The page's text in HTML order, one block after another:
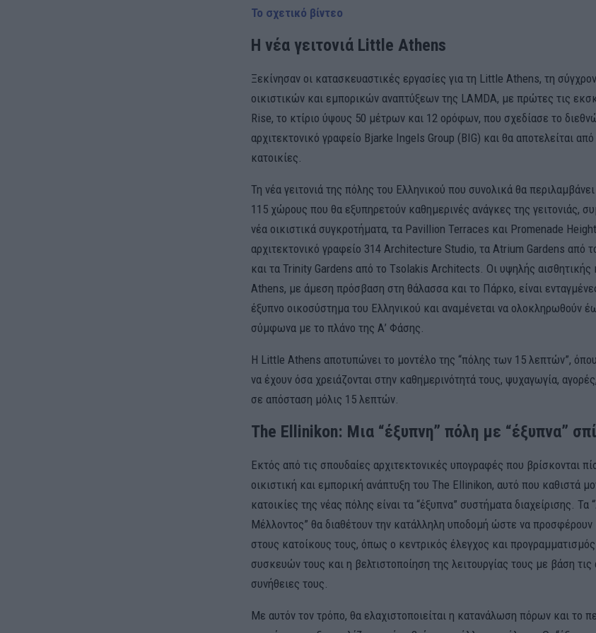
Το σχετικό βίντεο
Η νέα γειτονιά Little Athens
Ξεκίνησαν οι κατασκευαστικές εργασίες για τη Little Athens, τη
οικιστικών και εμπορικών αναπτύξεων της LAMDA, με πρώτες τις
Rise, το κτίριο ύψους 50 μέτρων και 12 ορόφων, που σχεδίασε το
αρχιτεκτονικό γραφείο Bjarke Ingels Group (BIG) και θα αποτελείται
κατοικίες.
Τη νέα γειτονιά της πόλης του Ελληνικού που συνολικά θα
115 χώρους που θα εξυπηρετούν καθημερινές ανάγκες της γειτονιάς,
νέα οικιστικά συγκροτήματα, τα Pavillion Terraces και Promenade
αρχιτεκτονικό γραφείο 314 Architecture Studio, τα Atrium Gardens από
και τα Trinity Gardens από το Tsolakis Architects. Οι υψηλής αισθητικής
Athens, με άμεση πρόσβαση στη θάλασσα και το Πάρκο, είναι
έξυπνο οικοσύστημα του Ελληνικού και αναμένεται να ολοκληρωθούν
σύμφωνα με το πλάνο της Α’ Φάσης.
Η Little Athens αποτυπώνει το μοντέλο της “πόλης των 15 λεπτών”,
να έχουν όσα χρειάζονται στην καθημερινότητά τους, ψυχαγωγία,
σε απόσταση μόλις 15 λεπτών.
The Ellinikon: Μια “έξυπνη” πόλη με “έξυπνα”
Εκτός από τις σπουδαίες αρχιτεκτονικές υπογραφές που βρίσκονται
οικιστική και εμπορική ανάπτυξη του The Ellinikon, αυτό που καθιστά
κατοικίες της νέας πόλης είναι τα “έξυπνα” συστήματα διαχείρισης. Τα
Μέλλοντος” θα διαθέτουν την κατάλληλη υποδομή ώστε να προσφέρουν
στους κατοίκους τους, όπως ο κεντρικός έλεγχος και
συσκευών τους και η βελτιστοποίηση της λειτουργίας τους με βάση τις
συνήθειες τους.
Με αυτόν τον τρόπο, θα ελαχιστοποιείται η κατανάλωση πόρων και το